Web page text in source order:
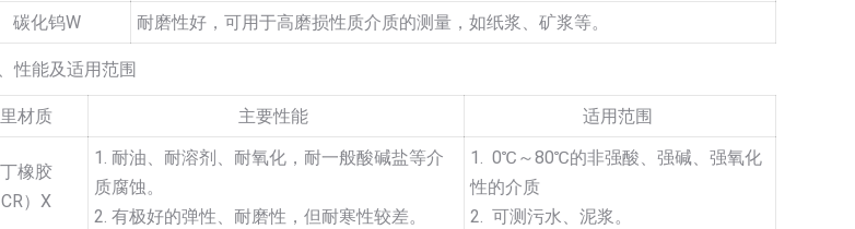
碳化钨W 耐磨性好，可用于高磨损性质介质的测量，如纸浆、矿浆等。
性能及适用范围
材质 主要性能 适用范围
橡胶
CR）X
1. 耐油、耐溶剂、耐氧化，耐一般酸碱盐等介
质腐蚀。
2. 有极好的弹性、耐磨性，但耐寒性较差。
1. 0℃～80℃的非强酸、强碱、强氧化
性的介质
2. 可测污水、泥浆。